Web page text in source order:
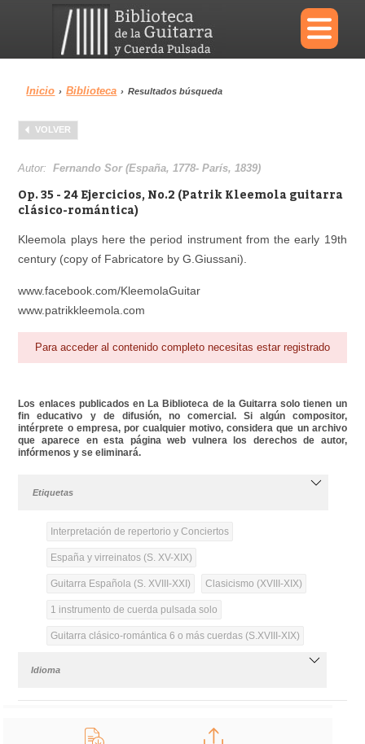
×
Menu
Biblioteca Diccionario
Área personal
Inicio › Biblioteca › Resultados búsqueda
VOLVER
Autor:Fernando Sor (España, 1778- París, 1839)
Op. 35 - 24 Ejercicios, No.2 (Patrik Kleemola guitarra
clásico-romántica)
Kleemola plays here the period instrument from the early 19th
century (copy of Fabricatore by G.Giussani).
www.facebook.com/KleemolaGuitar
www.patrikkleemola.com
Para acceder al contenido completo necesitas estar registrado
Los enlaces publicados en La Biblioteca de la Guitarra solo tienen un
fin educativo y de difusión, no comercial. Si algún compositor,
intérprete o empresa, por cualquier motivo, considera que un archivo
que aparece en esta página web vulnera los derechos de autor,
infórmenos y se eliminará.
Etiquetas
Interpretación de repertorio y Conciertos
España y virreinatos (S. XV-XIX)
Guitarra Española (S. XVIII-XXI) Clasicismo (XVIII-XIX)
1 instrumento de cuerda pulsada solo
Guitarra clásico-romántica 6 o más cuerdas (S.XVIII-XIX)
Idioma